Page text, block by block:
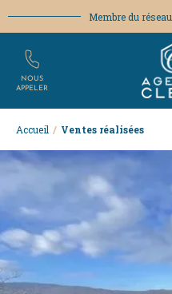
Accueil / Ventes réalisées
Membre du réseau
NOUS
APPELER